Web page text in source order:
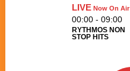
LIVENow On Air
00:00 - 09:00
RYTHMOS NON
STOP HITS